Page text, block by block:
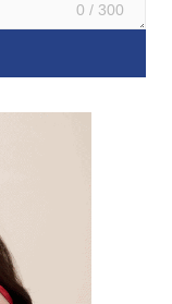
0 / 300